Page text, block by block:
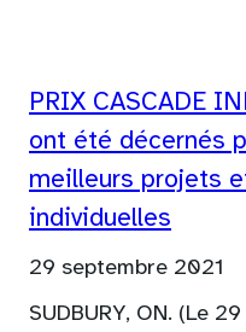
PRIX CASCADE
ont été décernés
meilleurs projets
individuelles
29 septembre 2021
SUDBURY, ON. (Le